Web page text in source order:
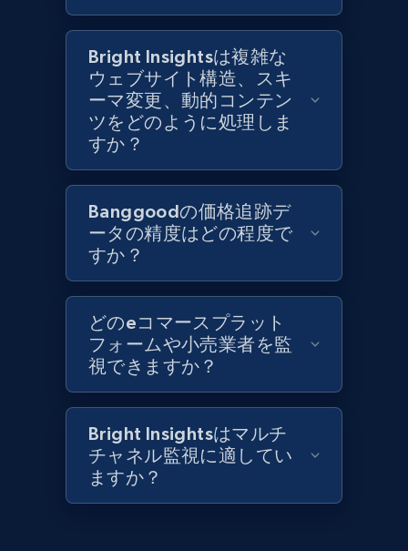
Zara - Products - discovery by category url
Category id, Product id, Product name, Price,
Currency, Colour code, Colour, Description, and
1.2K+ 208+ 今すぐ始める
Best Buy products
URL, Product id, Title, Images, Final price,
Currency, Discount, Initial price, and more.
Best Buy products - Collect data on
Bright Insightsは複雑な
ウェブサイト構造、スキ
ーマ変更、動的コンテン
ツをどのように処理しま
すか？
Banggoodの価格追跡デ
ータの精度はどの程度で
すか？
どのeコマースプラット
フォームや小売業者を監
視できますか？
Bright Insightsはマルチ
チャネル監視に適してい
ますか？